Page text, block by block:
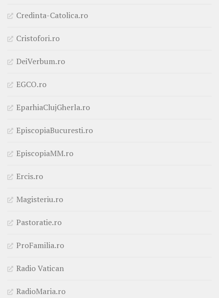
Credinta-Catolica.ro
Cristofori.ro
DeiVerbum.ro
EGCO.ro
EparhiaClujGherla.ro
EpiscopiaBucuresti.ro
EpiscopiaMM.ro
Ercis.ro
Magisteriu.ro
Pastoratie.ro
ProFamilia.ro
Radio Vatican
RadioMaria.ro